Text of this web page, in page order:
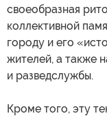
своеобразная
коллективной
городу и его
жителей, а также
и разведслужбы.
Кроме того, эту